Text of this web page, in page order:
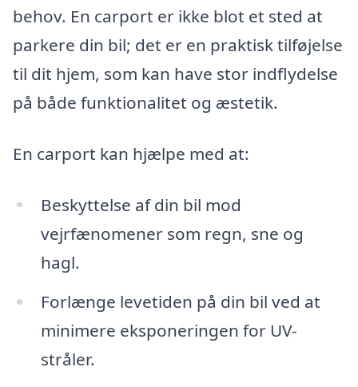
behov. En carport er ikke blot et sted at
parkere din bil; det er en praktisk tilføjelse
til dit hjem, som kan have stor indflydelse
på både funktionalitet og æstetik.
En carport kan hjælpe med at:
Beskyttelse af din bil mod
vejrfænomener som regn, sne og
hagl.
Forlænge levetiden på din bil ved at
minimere eksponeringen for UV-
stråler.